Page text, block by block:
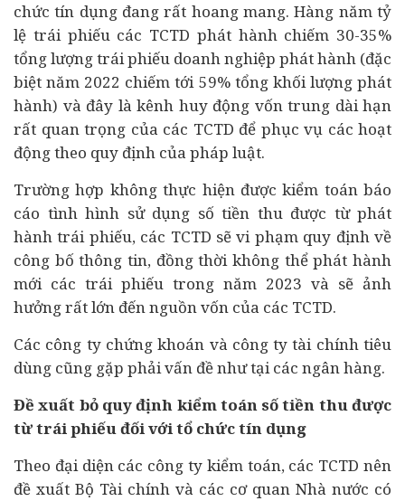
chức tín dụng đang rất hoang mang. Hàng năm tỷ
lệ trái phiếu các TCTD phát hành chiếm 30-35%
tổng lượng trái phiếu doanh nghiệp phát hành (đặc
biệt năm 2022 chiếm tới 59% tổng khối lượng phát
hành) và đây là kênh huy động vốn trung dài hạn
rất quan trọng của các TCTD để phục vụ các hoạt
động theo quy định của pháp luật.
Trường hợp không thực hiện được kiểm toán báo
cáo tình hình sử dụng số tiền thu được từ phát
hành trái phiếu, các TCTD sẽ vi phạm quy định về
công bố thông tin, đồng thời không thể phát hành
mới các trái phiếu trong năm 2023 và sẽ ảnh
hưởng rất lớn đến nguồn vốn của các TCTD.
Các công ty chứng khoán và công ty tài chính tiêu
dùng cũng gặp phải vấn đề như tại các ngân hàng.
Đề xuất bỏ quy định kiểm toán số tiền thu được
từ trái phiếu đối với tổ chức tín dụng
Theo đại diện các công ty kiểm toán, các TCTD nên
đề xuất Bộ Tài chính và các cơ quan Nhà nước có